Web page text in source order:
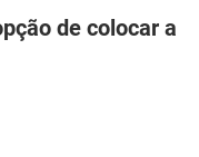
de colocar a